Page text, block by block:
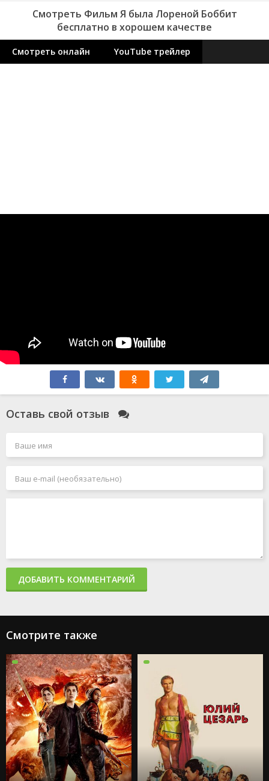
Смотреть Фильм Я была Лореной Боббит
бесплатно в хорошем качестве
Смотреть онлайн YouTube трейлер
Оставь свой отзыв
ДОБАВИТЬ КОММЕНТАРИЙ
Смотрите также